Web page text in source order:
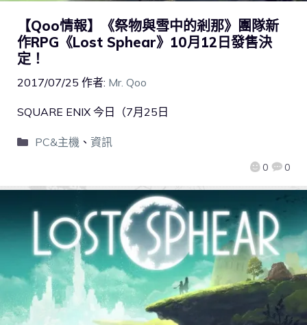
【Qoo情報】《祭物與雪中的剎那》團隊新
作RPG《Lost Sphear》10月12日發售決
定！
2017/07/25 作者: Mr. Qoo
0 0
SQUARE ENIX 今日（7月25日
PC&主機、 資訊